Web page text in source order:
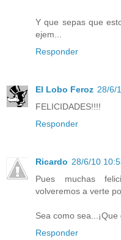
Y que sepas que
ejem...
Responder
El Lobo Feroz 28/6/
FELICIDADES!!!!
Responder
Ricardo 28/6/10
Pues muchas
volveremos a verte
Sea como sea...¡Que
Responder